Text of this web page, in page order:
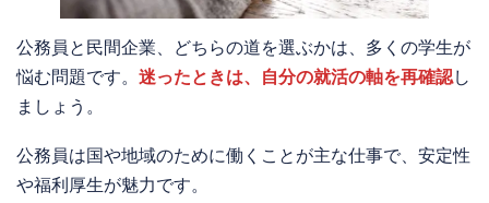
公務員と民間企業、どちらの道を選ぶかは、多くの学生が
悩む問題です。 迷ったときは、自分の就活の軸を再確認し
ましょう。
公務員は国や地域のために働くことが主な仕事で、安定性
や福利厚生が魅力です。